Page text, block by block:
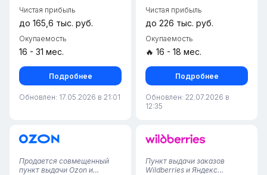
Чистая прибыль
до 165,6 тыс. руб.
Окупаемость
16 - 31 мес.
Подробнее
Обновлен: 17.05.2026 в 21:01
Чистая прибыль
до 226 тыс. руб.
Окупаемость
🔥 16 - 18 мес.
Подробнее
Обновлен: 22.07.2026 в
12:35
Продается совмещенный
пункт выдачи Ozon и
Пункт выдачи заказов
Wildberries и Яндекс